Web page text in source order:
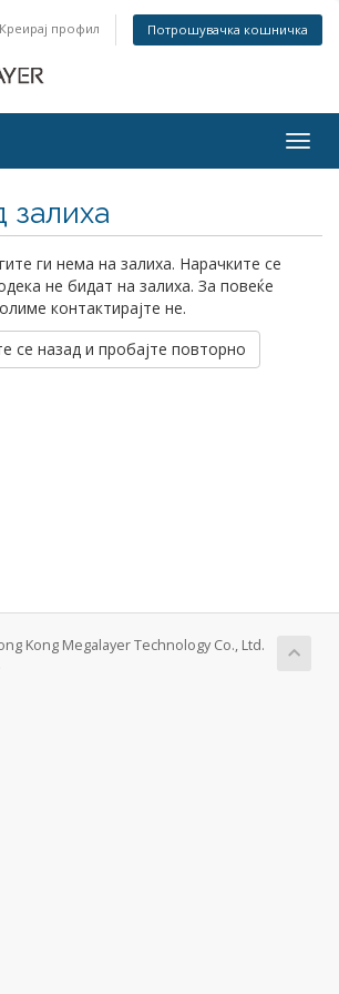
Креирај профил Потрошувачка кошничка
залиха
ги нема на залиха. Нарачките се
не бидат на залиха. За повеќе
контактирајте не.
се назад и пробајте повторно
Kong Megalayer Technology Co., Ltd.